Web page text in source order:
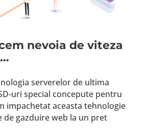
nevoia de viteza
serverelor de ultima
uri special concepute pentru
impachetat aceasta tehnologie
de gazduire web la un pret